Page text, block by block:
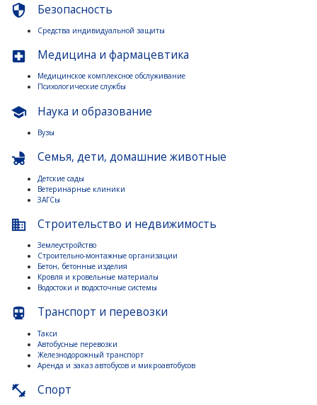
security Безопасность
Средства индивидуальной защиты
local_hospital Медицина и фармацевтика
Медицинское комплексное обслуживание
Психологические службы
school Наука и образование
Вузы
child_friendly Семья, дети, домашние животные
Детские сады
Ветеринарные клиники
ЗАГСы
business Строительство и недвижимость
Землеустройство
Строительно-монтажные организации
Бетон, бетонные изделия
Кровля и кровельные материалы
Водостоки и водосточные системы
directions_subway Транспорт и перевозки
Такси
Автобусные перевозки
Железнодорожный транспорт
Аренда и заказ автобусов и микроавтобусов
fitness_center Спорт